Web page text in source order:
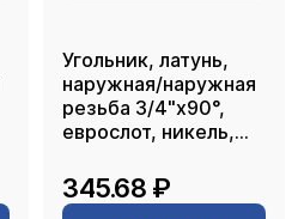
Угольник, латунь,
наружная/наружная
резьба 3/4"х90°,
еврослот, никель,
345.68 ₽